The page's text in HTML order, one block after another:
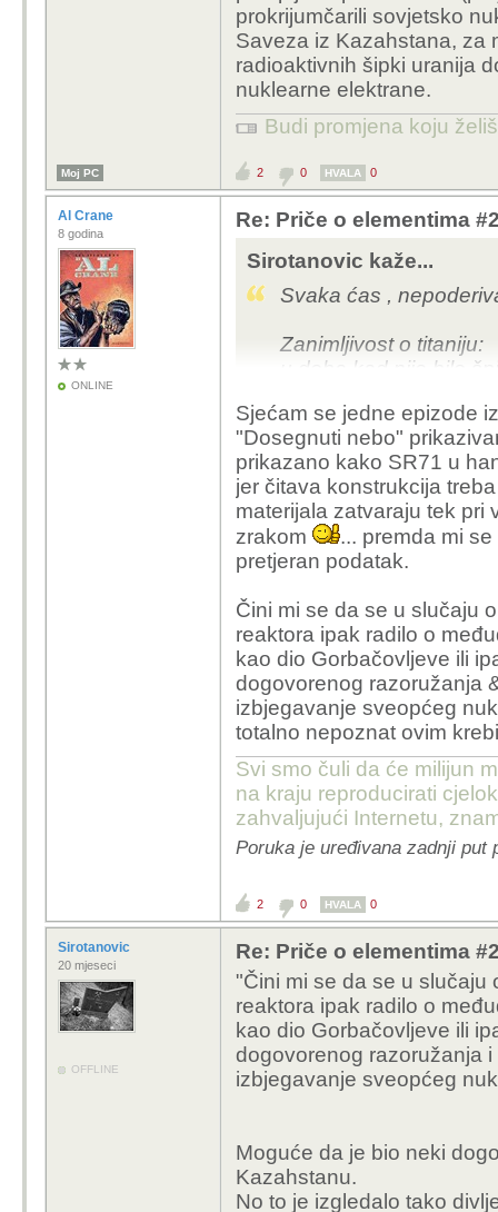
prokrijumčarili sovjetsko
Saveza iz Kazahstana, za
radioaktivnih šipki uranija
nuklearne elektrane.
Budi promjena koju
Moj PC 2 0 HVALA 0
Al Crane
8 godina
ONLINE
Re: Priče o elementima
Sirotanovic kaže...
Svaka ćas ,
Zanimljivost o titaniju:
u doba kad nije bilo
Sovjeti nisu stekli
špijuniranja i
zrakoplov SR71 , koji
zrakoplov je obložen
proizveden titanij
Saveza te da su ga
izvukli dovoljno da
titanij. Zrakoplov je
brzinama bi se od
CIA je mislim čudo ,
su projekte i
sovjetsku potopljenu
iznos) ili kako su
raspada Sovjetskog
dolara su "kupili"
godina goriva za am.
Sjećam se jedne epizode
"Dosegnuti nebo"
prikazano kako SR71 u
jer čitava konstrukcija
materijala zatvaraju tek pri
zrakom
... premda mi
pretjeran podatak.
Čini mi se da se u slučaju
reaktora ipak radilo o
kao dio Gorbačovljeve ili
dogovorenog razoružanja
izbjegavanje sveopćeg
totalno nepoznat ovim
Svi smo čuli da će milijun
na kraju reproducirati
zahvaljujući Internetu,
Poruka je uređivana zadnji put
2 0 HVALA 0
Sirotanovic
20 mjeseci
OFFLINE
Re: Priče o elementima
"Čini mi se da se u slučaju
reaktora ipak radilo o
kao dio Gorbačovljeve ili
dogovorenog razoružanja
izbjegavanje sveopćeg
Moguće da je bio neki
Kazahstanu.
No to je izgledalo tako